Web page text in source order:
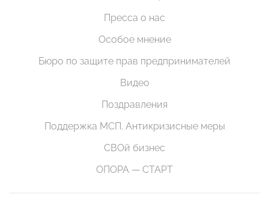
Пресса о нас
Особое мнение
Бюро по защите прав предпринимателей
Видео
Поздравления
Поддержка МСП. Антикризисные меры
СВОй бизнес
ОПОРА — СТАРТ